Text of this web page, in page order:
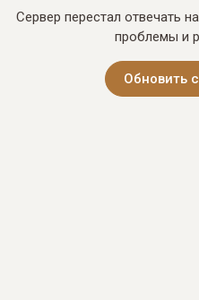
Сервер перестал отвечать
проблемы и
Обновить